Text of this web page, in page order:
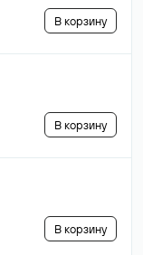
В корзину
В корзину
В корзину